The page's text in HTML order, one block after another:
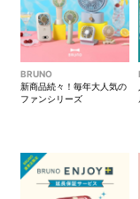
BRUNO
新商品続々！毎年大人気の
ファンシリーズ